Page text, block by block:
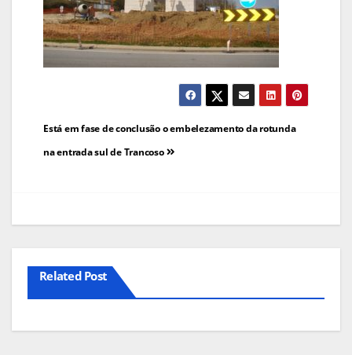
Navegação
de
Está em fase de conclusão o embelezamento da rotunda
na entrada sul de Trancoso
Related Post